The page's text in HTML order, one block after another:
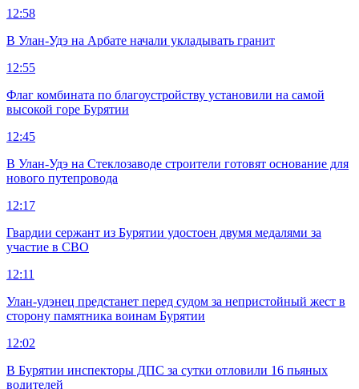
12:58
В Улан-Удэ на Арбате начали укладывать гранит
12:55
Флаг комбината по благоустройству установили на самой
высокой горе Бурятии
12:45
В Улан-Удэ на Стеклозаводе строители готовят основание для
нового путепровода
12:17
Гвардии сержант из Бурятии удостоен двумя медалями за
участие в СВО
12:11
Улан-удэнец предстанет перед судом за непристойный жест в
сторону памятника воинам Бурятии
12:02
В Бурятии инспекторы ДПС за сутки отловили 16 пьяных
водителей